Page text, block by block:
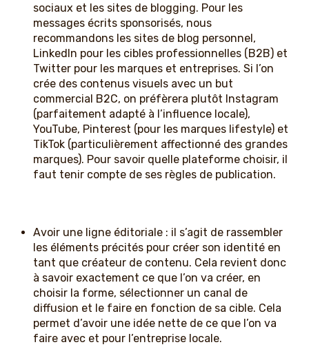
sociaux et les sites de blogging. Pour les
messages écrits sponsorisés, nous
recommandons les sites de blog personnel,
LinkedIn pour les cibles professionnelles (B2B) et
Twitter pour les marques et entreprises. Si l’on
crée des contenus visuels avec un but
commercial B2C, on préfèrera plutôt Instagram
(parfaitement adapté à l’influence locale),
YouTube, Pinterest (pour les marques lifestyle) et
TikTok (particulièrement affectionné des grandes
marques). Pour savoir quelle plateforme choisir, il
faut tenir compte de ses règles de publication.
Avoir une ligne éditoriale : il s’agit de rassembler
les éléments précités pour créer son identité en
tant que créateur de contenu. Cela revient donc
à savoir exactement ce que l’on va créer, en
choisir la forme, sélectionner un canal de
diffusion et le faire en fonction de sa cible. Cela
permet d’avoir une idée nette de ce que l’on va
faire avec et pour l’entreprise locale.